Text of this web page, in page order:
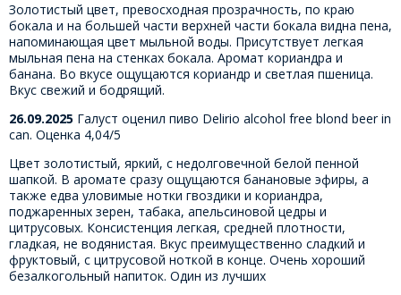
Золотистый цвет, превосходная прозрачность, по краю
бокала и на большей части верхней части бокала видна пена,
напоминающая цвет мыльной воды. Присутствует легкая
мыльная пена на стенках бокала. Аромат кориандра и
банана. Во вкусе ощущаются кориандр и светлая пшеница.
Вкус свежий и бодрящий.
26.09.2025 Галуст оценил пиво Delirio alcohol free blond beer in
can. Оценка 4,04/5
Цвет золотистый, яркий, с недолговечной белой пенной
шапкой. В аромате сразу ощущаются банановые эфиры, а
также едва уловимые нотки гвоздики и кориандра,
поджаренных зерен, табака, апельсиновой цедры и
цитрусовых. Консистенция легкая, средней плотности,
гладкая, не водянистая. Вкус преимущественно сладкий и
фруктовый, с цитрусовой ноткой в конце. Очень хороший
безалкогольный напиток. Один из лучших